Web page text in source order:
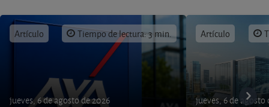
Artículo Tiempo de lectura: 3 min.
jueves, 6 de agosto de 2026
Artículo
jueves, 6 de agosto